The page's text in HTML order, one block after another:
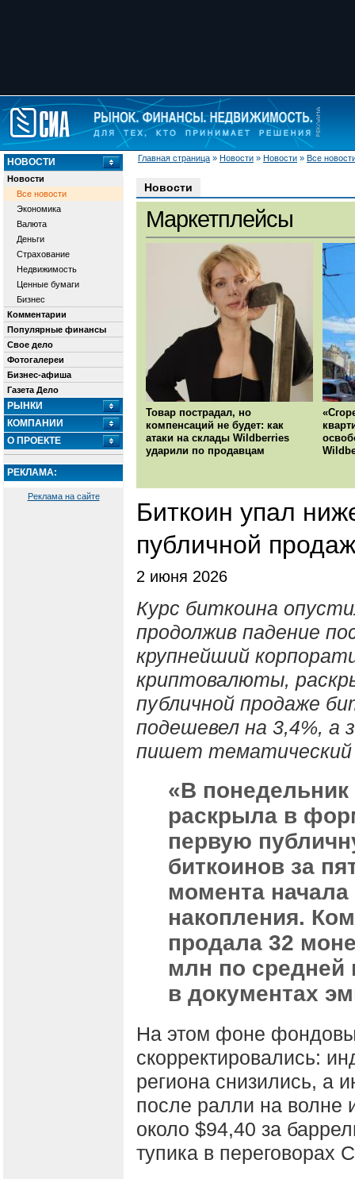
Главная страница » Новости » Новости » Все
НОВОСТИ
Новости
Все новости
Экономика
Валюта
Деньги
Страхование
Недвижимость
Ценные бумаги
Бизнес
Комментарии
Популярные финансы
Свое дело
Фотогалереи
Бизнес-афиша
Газета Дело
РЫНКИ
КОМПАНИИ
О ПРОЕКТЕ
РЕКЛАМА:
Реклама на сайте
Новости
Маркетплейсы
Товар пострадал, но
компенсаций не будет: как
атаки на склады Wildberries
ударили по продавцам
Биткоин упал
публичной
2 июня 2026
Курс биткоина
продолжив падение
крупнейший
криптовалюты,
публичной продаже
подешевел на 3,4%, а
пишет
«В
раскрыла в
первую
биткоинов за
момента начала
накопления.
продала 32
млн по средней
в документах
На этом фоне
скорректировались:
региона снизились, а
после ралли на волне
около $94,40 за
тупика в